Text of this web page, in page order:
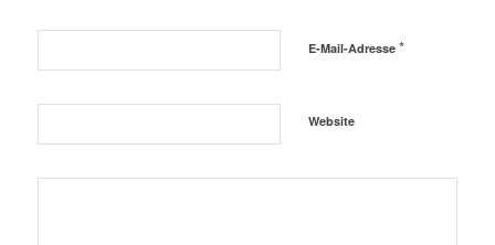
E-Mail-Adresse *
Website